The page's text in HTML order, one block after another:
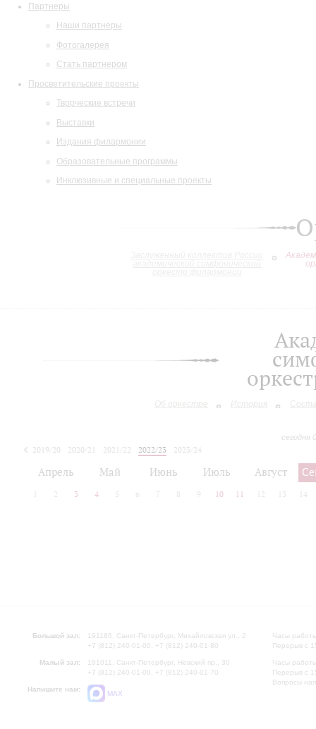
Партнеры
Наши партнеры
Фотогалерея
Стать партнером
Просветительские проекты
Творческие встречи
Выставки
Издания филармонии
Образовательные программы
Инклюзивные и специальные проекты
Об оркестре История
сегодня
2019/20 2020/21 2021/22 2022/23
2023/24
Апрель Май Июнь Июль Август
2 3 4 5 6 7 8 9 10 11 12 13 14
Большой зал:
191186, Санкт-Петербург, Михайловская ул., 2
+7 (812) 240-01-00, +7 (812) 240-01-80
Малый зал:
191011, Санкт-Петербург, Невский пр., 30
+7 (812) 240-01-00, +7 (812) 240-01-70
Напишите нам:
MAX
Часы
Перерыв с
Часы
Перерыв с
Вопросы